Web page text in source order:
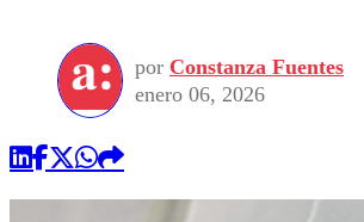
Seleccion Chilena
Torneo Internacional
Universidad de Chile
Economía
Internacional
Sustentabilidad
Publicaciones en medios
Opinión
por Constanza Fuentes
enero 06, 2026